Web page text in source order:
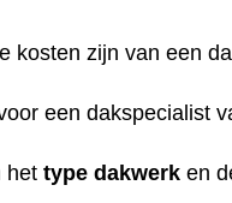
kosten zijn van een
een dakspecialist
hettype dakwerk en